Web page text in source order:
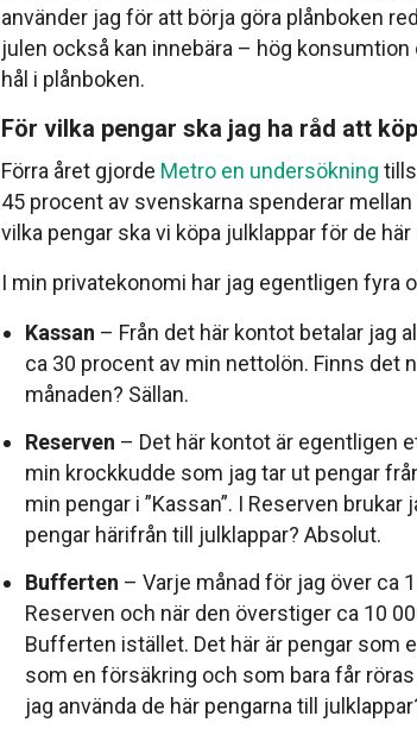
använder jag för att börja göra plånboken
julen också kan innebära – hög konsumtion
hål i plånboken.
För vilka pengar ska jag ha råd att
Förra året gjorde Metro en undersökning
45 procent av svenskarna spenderar
vilka pengar ska vi köpa julklappar för de
I min privatekonomi har jag egentligen fyra
Kassan – Från det här kontot betalar jag
ca 30 procent av min nettolön. Finns det
månaden? Sällan.
Reserven – Det här kontot är egentligen
min krockkudde som jag tar ut pengar
min pengar i ”Kassan”. I Reserven brukar
pengar härifrån till julklappar? Absolut.
Bufferten – Varje månad för jag över ca
Reserven och när den överstiger ca 10
Bufferten istället. Det här är pengar som
som en försäkring och som bara får
jag använda de här pengarna till